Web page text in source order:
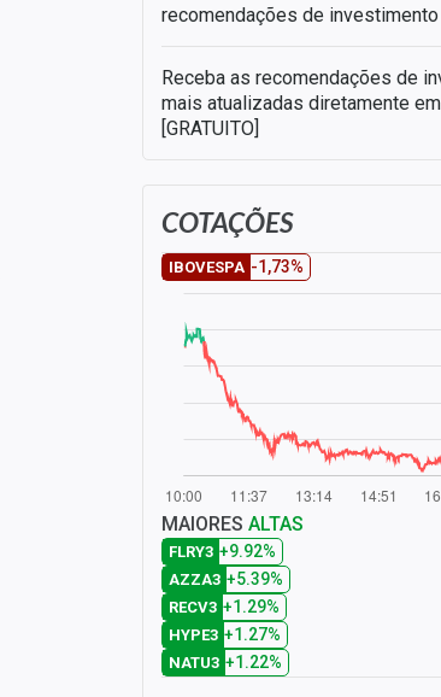
recomendações de
Receba as recomendações de
mais atualizadas diretamente
[GRATUITO]
COTAÇÕES
IBOVESPA -1,73%
MAIORES ALTAS
FLRY3 +9.92%
AZZA3 +5.39%
RECV3 +1.29%
HYPE3 +1.27%
NATU3 +1.22%